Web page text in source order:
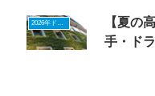
2026年ドラフトニュース
【夏の
手・ド